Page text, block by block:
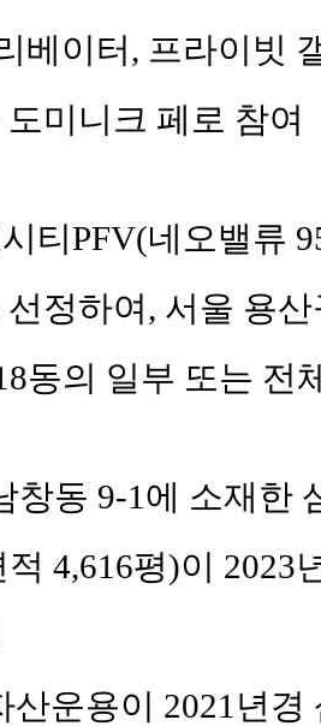
베이터, 프라이빗
미니크 페로 참여
티PFV(네오밸류
선정하여, 서울 용
동의 일부 또는 전
창동 9-1에 소재한
4,616평)이 2023
산운용이 2021년